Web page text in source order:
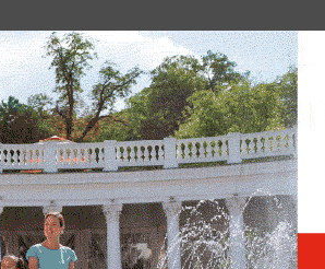
республики в число